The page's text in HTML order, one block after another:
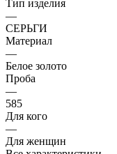
Тип изделия
—
СЕРЬГИ
Материал
—
Белое золото
Проба
—
585
Для кого
—
Для женщин